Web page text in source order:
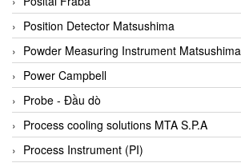
Bifold
Bihl+wiedemann
Bihl+wiedemann
Bilz
Binder Connector
Biotech
Position Detector Matsushima
Powder Measuring Instrument Matsushima
Power Campbell
Probe - Đầu dò
Process cooling solutions MTA S.P.A
Process Instrument (PI)